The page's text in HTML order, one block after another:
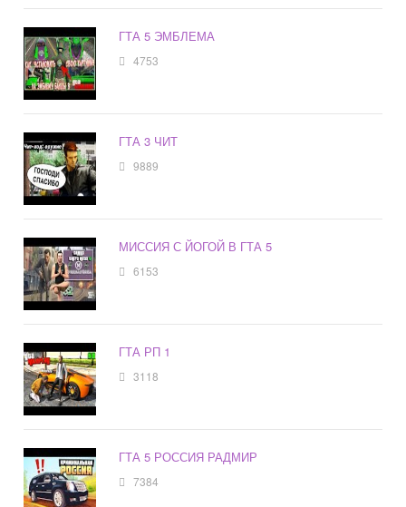
ГТА 5 ЭМБЛЕМА
4753
ГТА 3 ЧИТ
9889
МИССИЯ С ЙОГОЙ В ГТА 5
6153
ГТА РП 1
3118
ГТА 5 РОССИЯ РАДМИР
7384